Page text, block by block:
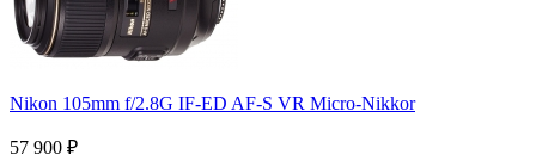
Nikon 105mm f/2.8G IF-ED AF-S VR Micro-Nikkor
57 900 ₽